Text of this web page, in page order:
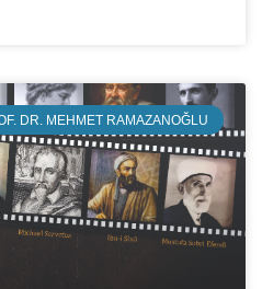
DR. MEHMET RAMAZANOĞLU